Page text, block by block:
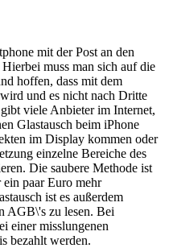
mit der Post an den
muss man sich auf die
hoffen, dass mit dem
und es nicht nach Dritte
viele Anbieter im Internet,
Glastausch beim iPhone
im Display kommen oder
einzelne Bereiche des
Die saubere Methode ist
paar Euro mehr
ist es außerdem
AGB\'s zu lesen. Bei
einer misslungenen
bezahlt werden.